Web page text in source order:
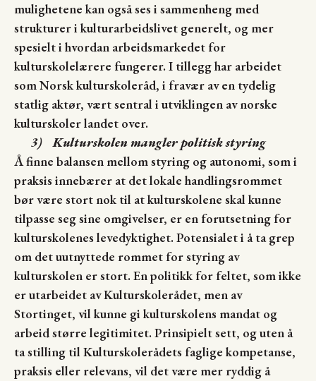
mulighetene kan også ses i sammenheng med
strukturer i kulturarbeidslivet generelt, og mer
spesielt i hvordan arbeidsmarkedet for
kulturskolelærere fungerer. I tillegg har arbeidet
som Norsk kulturskoleråd, i fravær av en tydelig
statlig aktør, vært sentral i utviklingen av norske
kulturskoler landet over.
3)
Kulturskolen mangler politisk styring
Å finne balansen mellom styring og autonomi, som i
praksis innebærer at det lokale handlingsrommet
bør være stort nok til at kulturskolene skal kunne
tilpasse seg sine omgivelser, er en forutsetning for
kulturskolenes levedyktighet. Potensialet i å ta grep
om det uutnyttede rommet for styring av
kulturskolen er stort. En politikk for feltet, som ikke
er utarbeidet av Kulturskolerådet, men av
Stortinget, vil kunne gi kulturskolens mandat og
arbeid større legitimitet. Prinsipielt sett, og uten å
ta stilling til Kulturskolerådets faglige kompetanse,
praksis eller relevans, vil det være mer ryddig å